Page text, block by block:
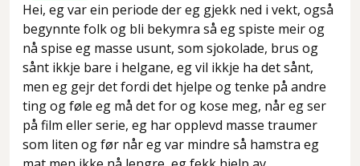
Hei, eg var ein periode der eg gjekk ned i vekt, også
begynnte folk og bli bekymra så eg spiste meir og
nå spise eg masse usunt, som sjokolade, brus og
sånt ikkje bare i helgane, eg vil ikkje ha det sånt,
men eg gejr det fordi det hjelpe og tenke på andre
ting og føle eg må det for og kose meg, når eg ser
på film eller serie, eg har opplevd masse traumer
som liten og før når eg var mindre så hamstra eg